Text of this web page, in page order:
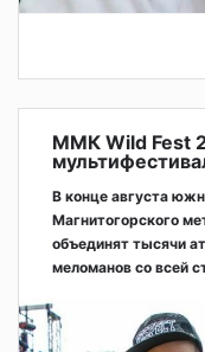
ММК Wild Fest
В конце августа
Магнитогорского
объединят тысячи
меломанов со всей